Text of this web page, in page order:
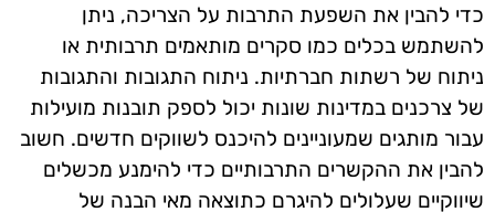
כדי להבין את השפעת התרבות על הצריכה, ניתן
להשתמש בכלים כמו סקרים מותאמים תרבותית או
ניתוח של רשתות חברתיות. ניתוח התגובות והתגובות
של צרכנים במדינות שונות יכול לספק תובנות מועילות
עבור מותגים שמעוניינים להיכנס לשווקים חדשים. חשוב
להבין את ההקשרים התרבותיים כדי להימנע מכשלים
שיווקיים שעלולים להיגרם כתוצאה מאי הבנה של